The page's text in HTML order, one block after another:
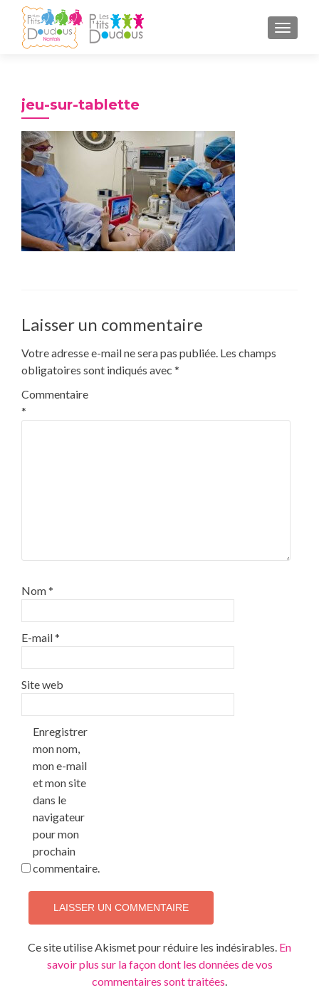
jeu-sur-tablette
Laisser un commentaire
Votre adresse e-mail ne sera pas publiée. Les champs
obligatoires sont indiqués avec *
Commentaire
*
Nom*
E-mail*
Site web
Enregistrer
mon nom,
mon e-mail
et mon site
dans le
navigateur
pour mon
prochain
commentaire.
Ce site utilise Akismet pour réduire les indésirables. En
savoir plus sur la façon dont les données de vos
commentaires sont traitées.